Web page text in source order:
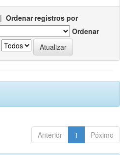
| Ordenar registros por
Ordenar
Anterior 1 Póximo